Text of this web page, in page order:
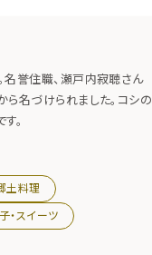
誉住職、瀬戸内寂聴さん
名づけられました。コシの
。
土料理
・スイーツ